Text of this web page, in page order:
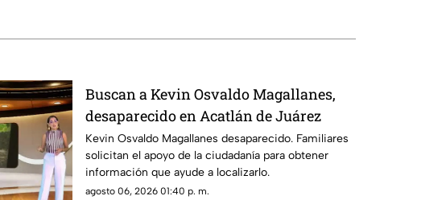
Buscan a Kevin Osvaldo Magallanes,
desaparecido en Acatlán de Juárez
Kevin Osvaldo Magallanes desaparecido. Familiares
solicitan el apoyo de la ciudadanía para obtener
información que ayude a localizarlo.
agosto 06, 2026 01:40 p. m.